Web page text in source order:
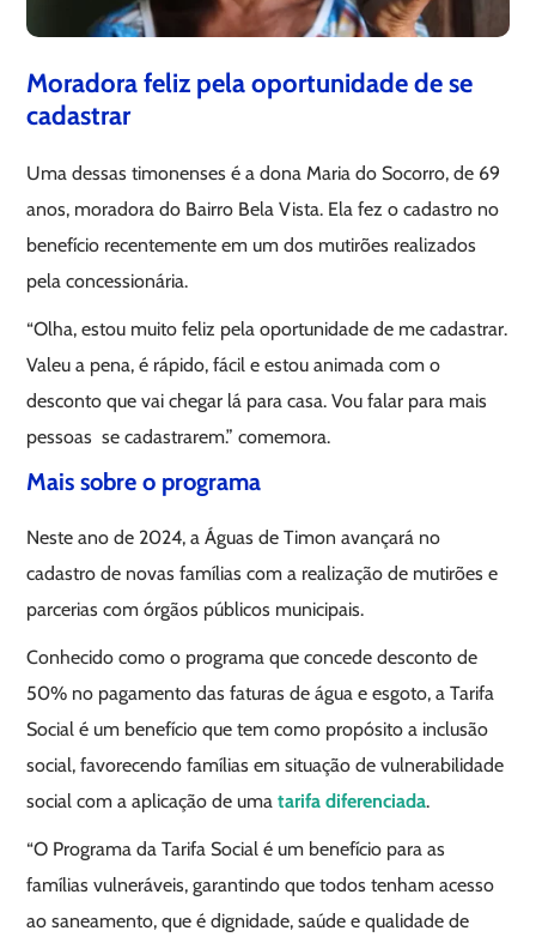
Moradora feliz pela oportunidade de se
cadastrar
Uma dessas timonenses é a dona Maria do Socorro, de 69
anos, moradora do Bairro Bela Vista. Ela fez o cadastro no
benefício recentemente em um dos mutirões realizados
pela concessionária.
“Olha, estou muito feliz pela oportunidade de me cadastrar.
Valeu a pena, é rápido, fácil e estou animada com o
desconto que vai chegar lá para casa. Vou falar para mais
pessoas se cadastrarem.” comemora.
Mais sobre o programa
Neste ano de 2024, a Águas de Timon avançará no
cadastro de novas famílias com a realização de mutirões e
parcerias com órgãos públicos municipais.
Conhecido como o programa que concede desconto de
50% no pagamento das faturas de água e esgoto, a Tarifa
Social é um benefício que tem como propósito a inclusão
social, favorecendo famílias em situação de vulnerabilidade
social com a aplicação de umatarifa diferenciada.
“O Programa da Tarifa Social é um benefício para as
famílias vulneráveis, garantindo que todos tenham acesso
ao saneamento, que é dignidade, saúde e qualidade de